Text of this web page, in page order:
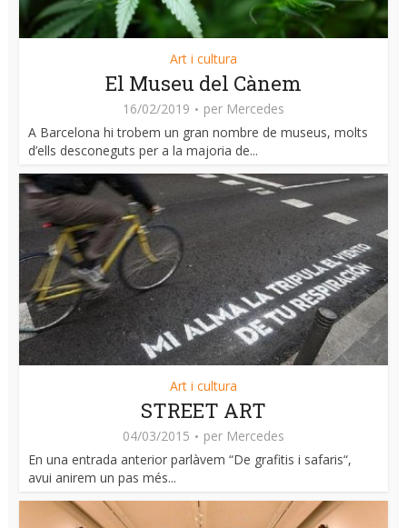
Art i cultura
El Museu del Cànem
16/02/2019 per Mercedes
A Barcelona hi trobem un gran nombre de museus, molts
d’ells desconeguts per a la majoria de...
Art i cultura
STREET ART
04/03/2015 per Mercedes
En una entrada anterior parlàvem “De grafitis i safaris“,
avui anirem un pas més...